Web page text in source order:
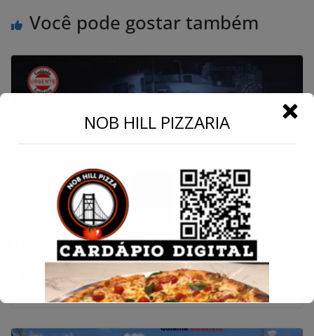
Você pode gostar também
Homem ateia fogo em carro
estacionado e foge em Caldas Novas
13 de fevereiro de 2025
NOB HILL PIZZARIA